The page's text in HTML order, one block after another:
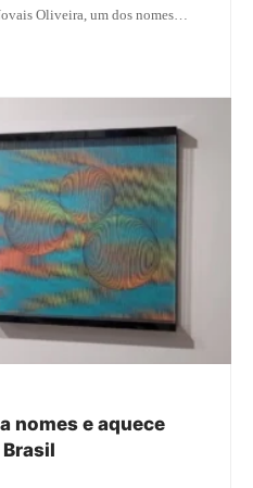
Oliveira, um dos nomes…
nomes e aquece